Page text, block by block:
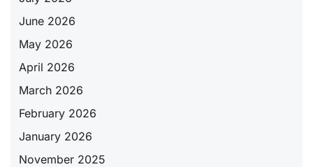
June 2026
May 2026
April 2026
March 2026
February 2026
January 2026
November 2025